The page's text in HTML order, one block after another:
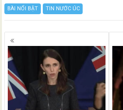
BÀI NỔI BẬT TIN NƯỚC ÚC
Posts
navigation